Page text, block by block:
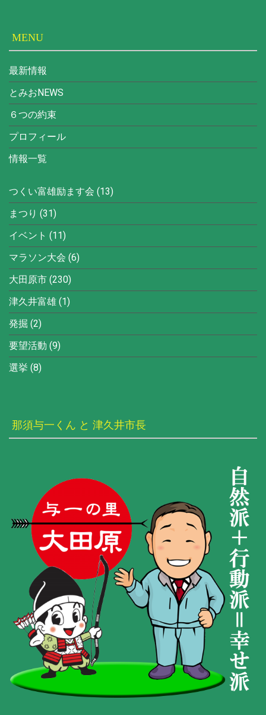
シ
ョ
ン
MENU
最新情報
とみおNEWS
６つの約束
プロフィール
情報一覧
つくい富雄励ます会 (13)
まつり (31)
イベント (11)
マラソン大会 (6)
大田原市 (230)
津久井富雄 (1)
発掘 (2)
要望活動 (9)
選挙 (8)
那須与一くん と 津久井市長